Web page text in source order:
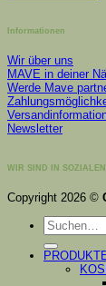
Informationen
Wir über uns
MAVE in deiner
Werde Mave
Newsletter
WIR SIND IN
Copyright 2026 ©
Suchen
nach: